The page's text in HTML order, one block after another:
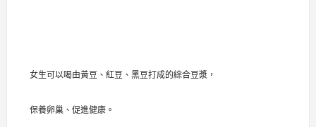
女生可以喝由黃豆、紅豆、黑豆打成的綜合豆漿，
保養卵巢、促進健康。